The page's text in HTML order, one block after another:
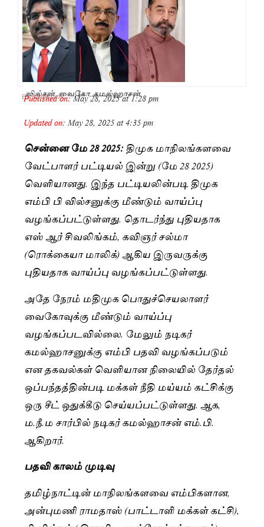
வில்சன், வைகோ, கமல்ஹாசன்
BySaranya JK
Published on:May 28, 2025 at 1:28 pm
Updated on:May 28, 2025 at 4:35 pm
சென்னை மே 28 2025: திமுக மாநிலங்களவை
வேட்பாளர் பட்டியல் இன்று (மே 28 2025)
வெளியானது. இந்த பட்டியலின்படி திமுக
எம்பி பி வில்சனுக்கு மீண்டும் வாய்ப்பு
வழங்கப்பட்டுள்ளது. தொடர்ந்து புதியதாக
எஸ் ஆர் சிவலிங்கம், கவிஞர் சல்மா
(ரொக்கையா மாலிக்) ஆகிய இருவருக்கு
புதியதாக வாய்ப்பு வழங்கப்பட்டுள்ளது.
அதே நேரம் மதிமுக பொதுச்செயலாளர்
வைகோவுக்கு மீண்டும் வாய்ப்பு
வழங்கப்படவில்லை. மேலும் நடிகர்
கமல்ஹாசனுக்கு எம்பி பதவி வழங்கப்படும்
என தகவல்கள் வெளியான நிலையில் தேர்தல்
ஒப்பந்தத்தின்படி மக்கள் நீதி மய்யம் கட்சிக்கு
ஒரு சீட் ஒதுக்கீடு செய்யப்பட்டுள்ளது. ஆக,
ம.நீ.ம சார்பில் நடிகர் கமல்ஹாசன் எம்.பி.
ஆகிறார்.
பதவி காலம் முடிவு
தமிழ்நாட்டின் மாநிலங்களவை எம்பிகளான,
அன்புமணி ராமதாஸ் (பாட்டாளி மக்கள் கட்சி),